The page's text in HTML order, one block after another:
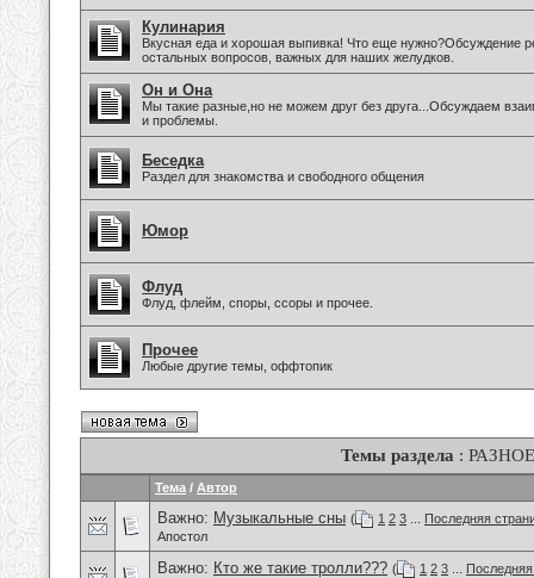
Кулинария
Вкусная еда и хорошая выпивка! Что еще нужно?Обсуждение
остальных вопросов, важных для наших желудков.
Он и Она
Мы такие разные,но не можем друг без друга...Обсуждаем
и проблемы.
Беседка
Раздел для знакомства и свободного общения
Юмор
Флуд
Флуд, флейм, споры, ссоры и прочее.
Прочее
Любые другие темы, оффтопик
Темы раздела : РАЗНОЕ
Тема / Автор
Важно: Музыкальные сны ( 1 2 3
Последняя
Апостол
Важно: Кто же такие тролли??? ( 1 2 3